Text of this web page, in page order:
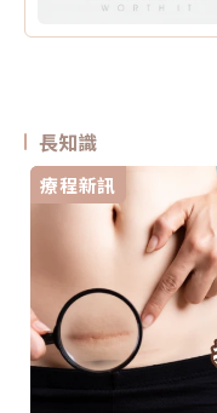
長知識
療程新訊